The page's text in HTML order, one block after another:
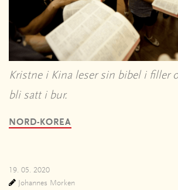
Kristne i Kina leser sin bibel i filler
bli satt i bur.
NORD-KOREA
19. 05. 2020
Johannes Morken